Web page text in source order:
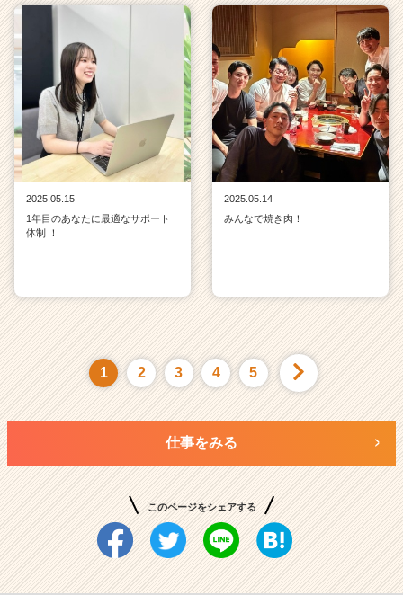
2025.05.15
1年目のあなたに最適なサポート
体制 ！
2025.05.14
みんなで焼き肉！
1 2 3 4 5
仕事をみる
このページをシェアする